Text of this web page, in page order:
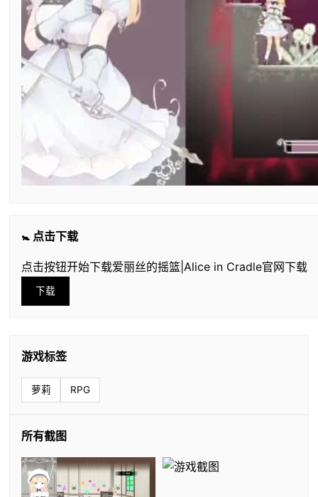
🚼 点击下载
点击按钮开始下载爱丽丝的摇篮|Alice in Cradle官网下载
下载
游戏标签
萝莉 RPG
所有截图